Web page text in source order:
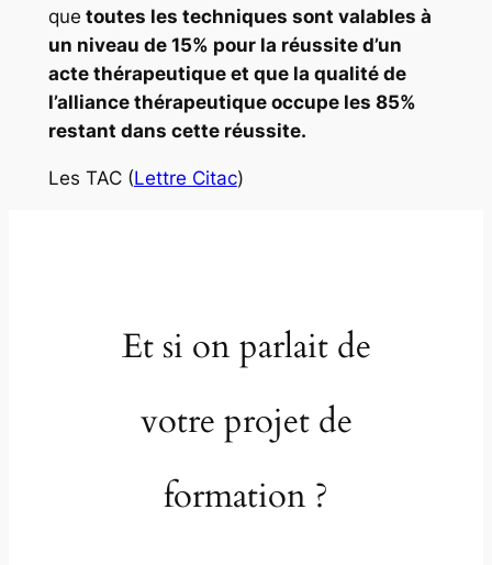
que toutes les techniques sont valables à
un niveau de 15% pour la réussite d’un
acte thérapeutique et que la qualité de
l’alliance thérapeutique occupe les 85%
restant dans cette réussite.
Les TAC (Lettre Citac)
Et si on parlait de
votre projet de
formation ?